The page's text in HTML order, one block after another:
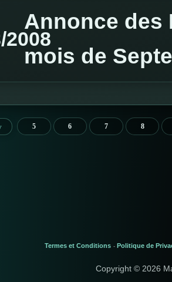
2008
Annonce des
mois de
5 6 7 8
Termes et Conditions - Politique de
Copyright © 2026